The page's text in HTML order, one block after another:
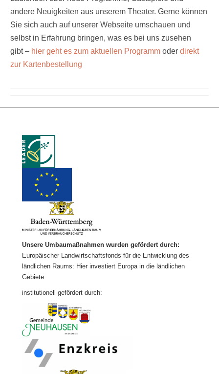
andere Neuigkeiten aus unserem Theater. Gerne können
Sie sich auch auf unserer Webseite umschauen und
selbst in Erfahrung bringen, was es bei uns zusehen
gibt – hier geht es zum aktuellen Programm oderdirekt
zur Kartenbestellung
Unsere Umbaumaßnahmen wurden gefördert durch:
Europäischer Landwirtschaftsfonds für die Entwicklung des
ländlichen Raums: Hier investiert Europa in die ländlichen
Gebiete
institutionell gefördert durch: